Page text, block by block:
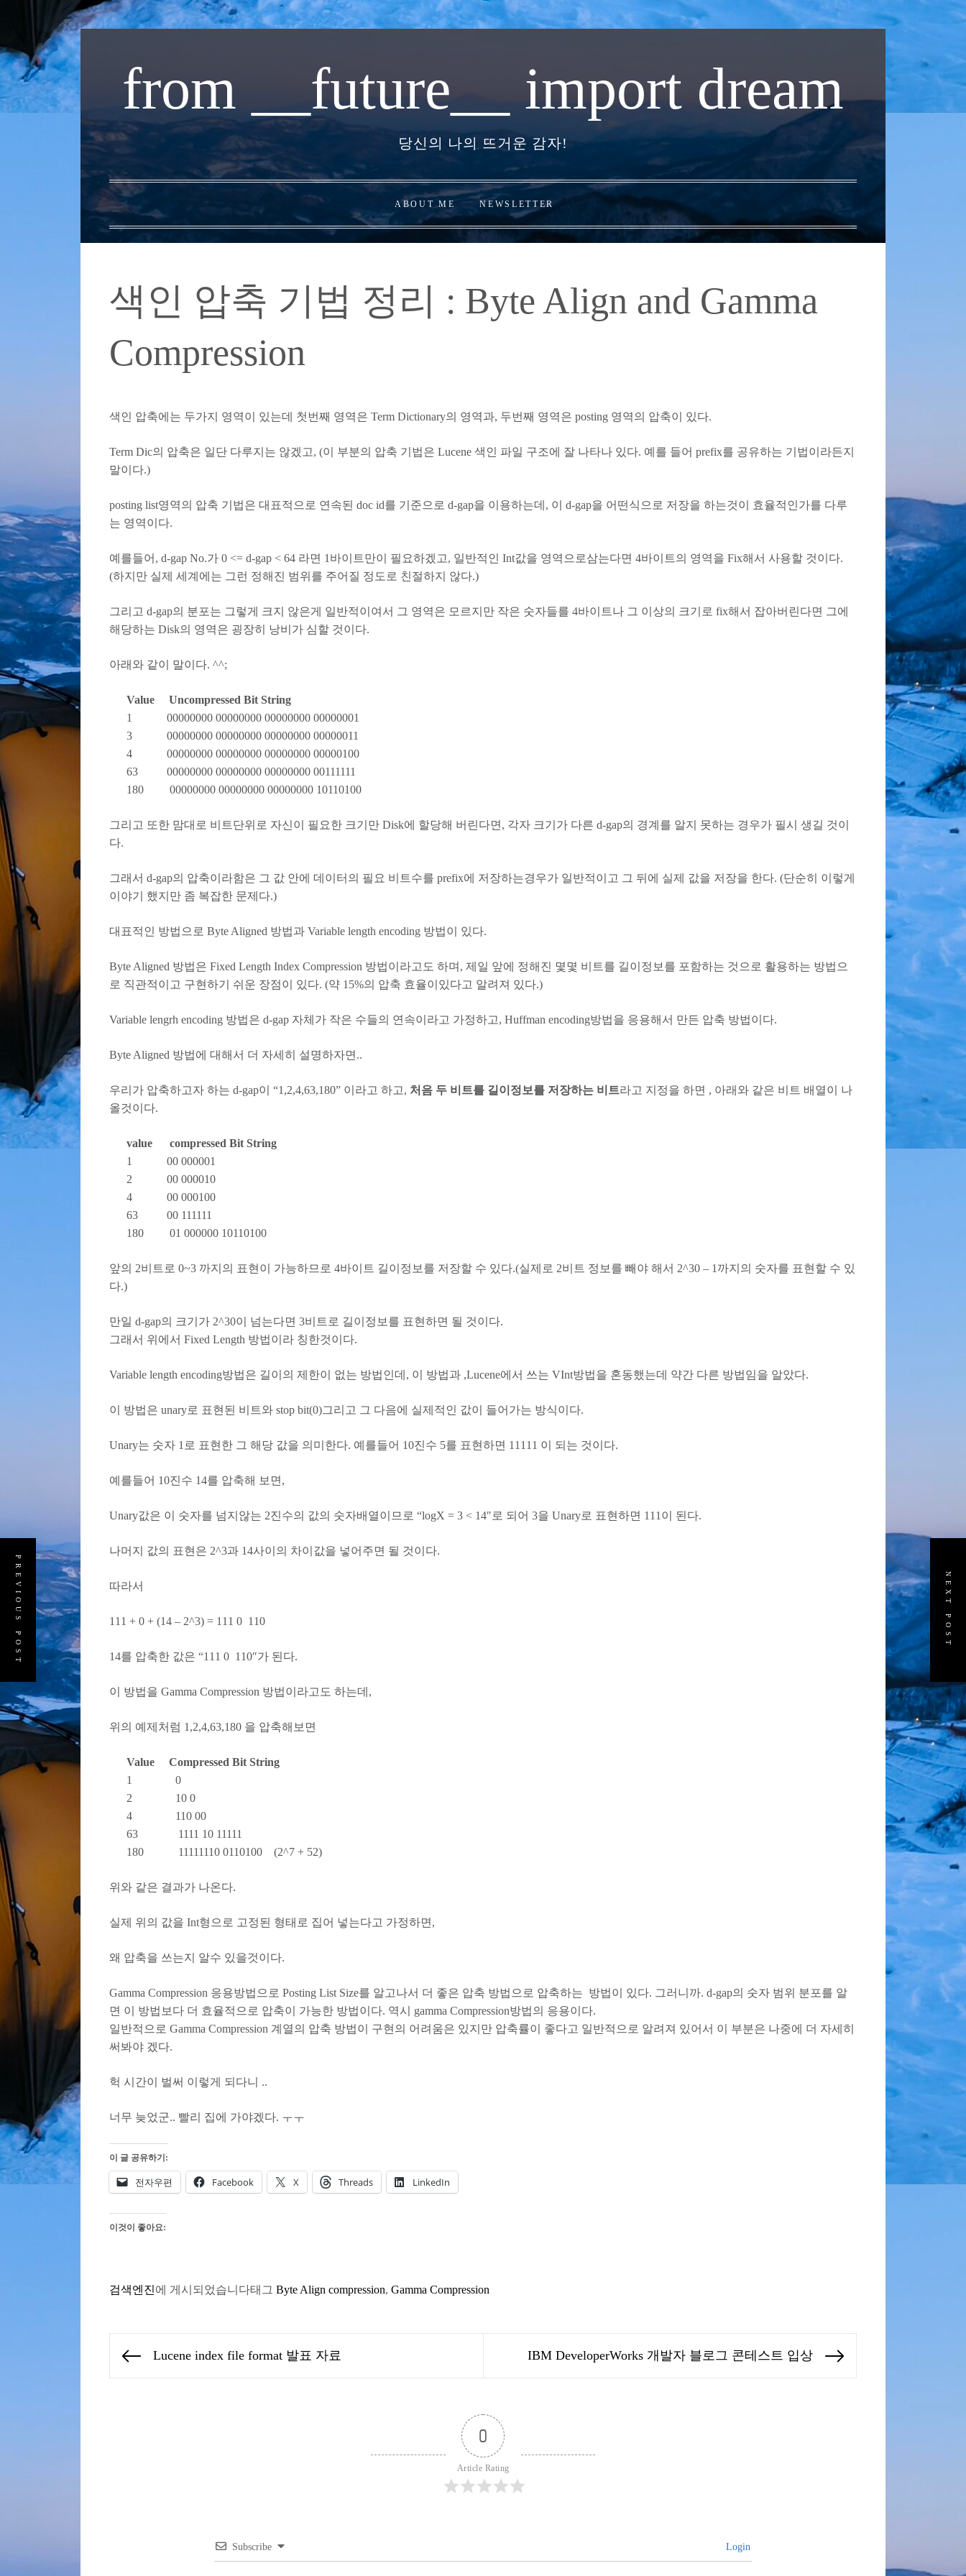
내
로
가
from __future__ import dream
당신의 나의 뜨거운 감자!
ABOUT ME NEWSLETTER
색인 압축 기법 정리 : Byte Align and Gamma
Compression
색인 압축에는 두가지 영역이 있는데 첫번째 영역은 Term Dictionary의 영역과, 두번째 영역은 posting 영역의 압축이 있다.
Term Dic의 압축은 일단 다루지는 않겠고, (이 부분의 압축 기법은 Lucene 색인 파일 구조에 잘 나타나 있다. 예를 들어 prefix를 공유하는 기법이라든지
말이다.)
posting list영역의 압축 기법은 대표적으로 연속된 doc id를 기준으로 d-gap을 이용하는데, 이 d-gap을 어떤식으로 저장을 하는것이 효율적인가를 다루
는 영역이다.
예를들어, d-gap No.가 0 <= d-gap < 64 라면 1바이트만이 필요하겠고, 일반적인 Int값을 영역으로삼는다면 4바이트의 영역을 Fix해서 사용할 것이다.
(하지만 실제 세계에는 그런 정해진 범위를 주어질 정도로 친절하지 않다.)
그리고 d-gap의 분포는 그렇게 크지 않은게 일반적이여서 그 영역은 모르지만 작은 숫자들를 4바이트나 그 이상의 크기로 fix해서 잡아버린다면 그에
해당하는 Disk의 영역은 굉장히 낭비가 심할 것이다.
아래와 같이 말이다. ^^;
Value Uncompressed Bit String
1 00000000 00000000 00000000 00000001
3 00000000 00000000 00000000 00000011
4 00000000 00000000 00000000 00000100
63 00000000 00000000 00000000 00111111
180 00000000 00000000 00000000 10110100
그리고 또한 맘대로 비트단위로 자신이 필요한 크기만 Disk에 할당해 버린다면, 각자 크기가 다른 d-gap의 경계를 알지 못하는 경우가 필시 생길 것이
다.
그래서 d-gap의 압축이라함은 그 값 안에 데이터의 필요 비트수를 prefix에 저장하는경우가 일반적이고 그 뒤에 실제 값을 저장을 한다. (단순히 이렇게
이야기 했지만 좀 복잡한 문제다.)
대표적인 방법으로 Byte Aligned 방법과 Variable length encoding 방법이 있다.
Byte Aligned 방법은 Fixed Length Index Compression 방법이라고도 하며, 제일 앞에 정해진 몇몇 비트를 길이정보를 포함하는 것으로 활용하는 방법으
로 직관적이고 구현하기 쉬운 장점이 있다. (약 15%의 압축 효율이있다고 알려져 있다.)
Variable lengrh encoding 방법은 d-gap 자체가 작은 수들의 연속이라고 가정하고, Huffman encoding방법을 응용해서 만든 압축 방법이다.
Byte Aligned 방법에 대해서 더 자세히 설명하자면..
우리가 압축하고자 하는 d-gap이 “1,2,4,63,180” 이라고 하고, 처음 두 비트를 길이정보를 저장하는 비트라고 지정을 하면 , 아래와 같은 비트 배열이 나
올것이다.
value compressed Bit String
1 00 000001
2 00 000010
4 00 000100
63 00 111111
180 01 000000 10110100
앞의 2비트로 0~3 까지의 표현이 가능하므로 4바이트 길이정보를 저장할 수 있다.(실제로 2비트 정보를 빼야 해서 2^30 – 1까지의 숫자를 표현할 수 있
다.)
만일 d-gap의 크기가 2^30이 넘는다면 3비트로 길이정보를 표현하면 될 것이다.
그래서 위에서 Fixed Length 방법이라 칭한것이다.
Variable length encoding방법은 길이의 제한이 없는 방법인데, 이 방법과 ,Lucene에서 쓰는 VInt방법을 혼동했는데 약간 다른 방법임을 알았다.
이 방법은 unary로 표현된 비트와 stop bit(0)그리고 그 다음에 실제적인 값이 들어가는 방식이다.
Unary는 숫자 1로 표현한 그 해당 값을 의미한다. 예를들어 10진수 5를 표현하면 11111 이 되는 것이다.
예를들어 10진수 14를 압축해 보면,
Unary값은 이 숫자를 넘지않는 2진수의 값의 숫자배열이므로 “logX = 3 < 14″로 되어 3을 Unary로 표현하면 111이 된다.
나머지 값의 표현은 2^3과 14사이의 차이값을 넣어주면 될 것이다.
따라서
111 + 0 + (14 – 2^3) = 111 0 110
14를 압축한 값은 “111 0 110″가 된다.
이 방법을 Gamma Compression 방법이라고도 하는데,
위의 예제처럼 1,2,4,63,180 을 압축해보면
Value Compressed Bit String
1 0
2 10 0
4 110 00
63 1111 10 11111
180 11111110 0110100 (2^7 + 52)
위와 같은 결과가 나온다.
실제 위의 값을 Int형으로 고정된 형태로 집어 넣는다고 가정하면,
왜 압축을 쓰는지 알수 있을것이다.
Gamma Compression 응용방법으로 Posting List Size를 알고나서 더 좋은 압축 방법으로 압축하는 방법이 있다. 그러니까. d-gap의 숫자 범위 분포를 알
면 이 방법보다 더 효율적으로 압축이 가능한 방법이다. 역시 gamma Compression방법의 응용이다.
일반적으로 Gamma Compression 계열의 압축 방법이 구현의 어려움은 있지만 압축률이 좋다고 일반적으로 알려져 있어서 이 부분은 나중에 더 자세히
써봐야 겠다.
헉 시간이 벌써 이렇게 되다니 ..
너무 늦었군.. 빨리 집에 가야겠다. ㅜㅜ
이 글 공유하기:
전자우편 Facebook X Threads LinkedIn
이것이 좋아요:
검색엔진에 게시되었습니다태그 Byte Align compression, Gamma Compression
Previous
Lucene index file format 발표 자료 IBM DeveloperWorks 개발자 블로그 콘테스트 입상
0
Article Rating
Subscribe Login
PREVIOUS POST NEXT POST